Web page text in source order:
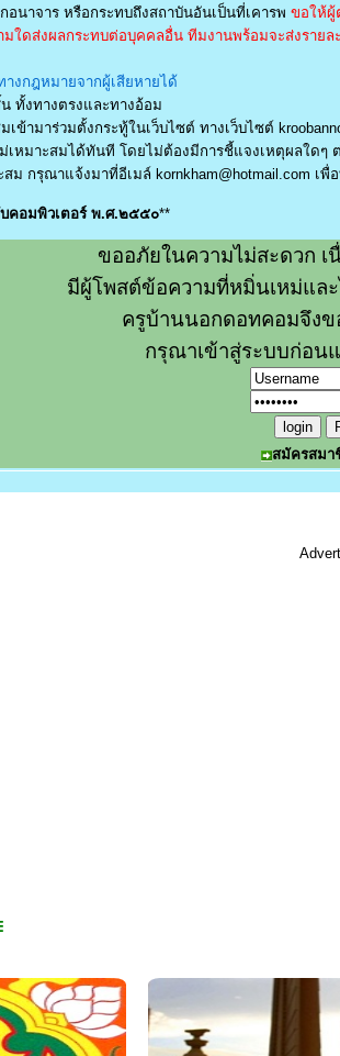
นาจาร หรือกระทบถึงสถาบันอันเป็นที่เคารพ ขอให้ผู้
ใดส่งผลกระทบต่อบุคคลอื่น ทีมงานพร้อมจะส่งรายล
งกฎหมายจากผู้เสียหายได้
ทั้งทางตรงและทางอ้อม
ข้ามาร่วมตั้งกระทู้ในเว็บไซต์ ทางเว็บไซต์
หมาะสมได้ทันที โดยไม่ต้องมีการชี้แจงเหตุผลใดๆ
ม กรุณาแจ้งมาที่อีเมล์ kornkham@hotmail.com เพื่
คอมพิวเตอร์ พ.ศ.๒๕๕๐**
ขออภัยในความไม่สะดวก เ
มีผู้โพสต์ข้อความที่หมิ่นเหม่แล
ครูบ้านนอกดอทคอมจึง
กรุณาเข้าสู่ระบบก่อน
สมัครสมา